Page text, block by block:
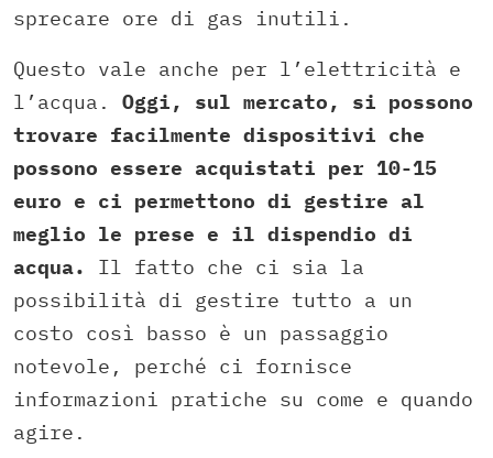
sprecare ore di gas inutili.
Questo vale anche per l’elettricità e
l’acqua.
Oggi, sul mercato, si possono
trovare facilmente dispositivi che
possono essere acquistati per 10-15
euro e ci permettono di gestire al
meglio le prese e il dispendio di
acqua.
Il fatto che ci sia la
possibilità di gestire tutto a un
costo così basso è un passaggio
notevole, perché ci fornisce
informazioni pratiche su come e quando
agire.